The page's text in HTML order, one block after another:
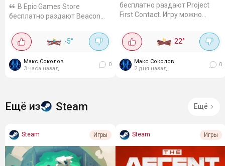
В Epic Games Store
бесплатно раздают Beacon
Обе игры можно навсегда
добавить в библиотеку до 13
милое и жутковатое
сюжетное приключение...
-5°
Макс Соколов
3 часа назад
0
бесплатно раздают Project
First Contact. Игру можно
библиотеку до 18 августа 2026
года, 00:00. Хоррор от первого
лица про инопланетное
вторжение. На...
22°
Макс Соколов
2 дня назад
0
Ещё из Steam Ещё
Steam Игры Steam Игры